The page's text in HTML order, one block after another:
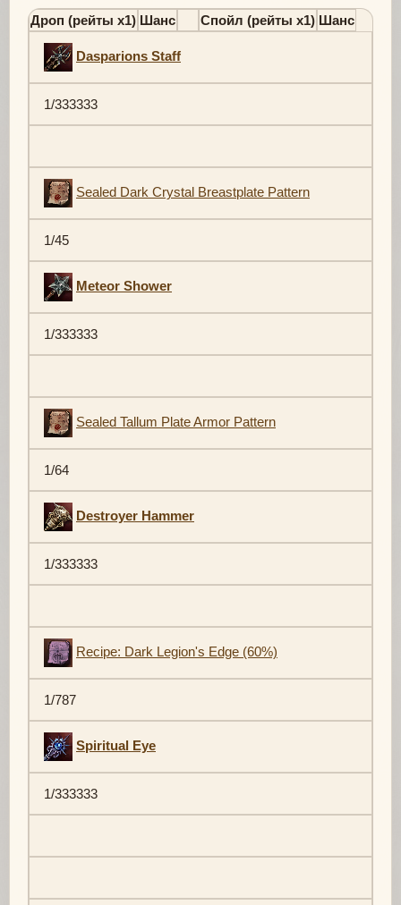
Дроп (рейты х1) Шанс Спойл (рейты х1) Шанс
Dasparions Staff
1/333333
Sealed Dark Crystal Breastplate Pattern
1/45
Meteor Shower
1/333333
Sealed Tallum Plate Armor Pattern
1/64
Destroyer Hammer
1/333333
Recipe: Dark Legion's Edge (60%)
1/787
Spiritual Eye
1/333333